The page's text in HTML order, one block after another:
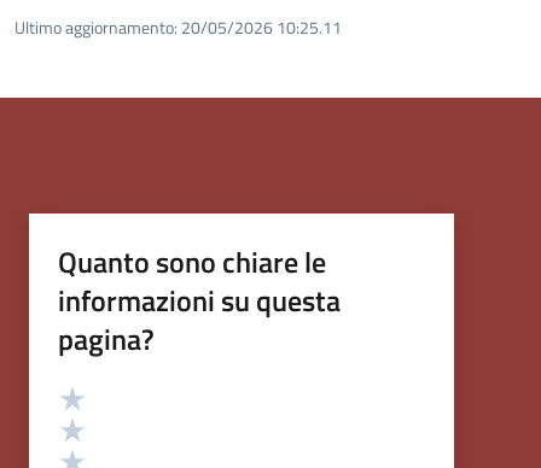
Ultimo aggiornamento: 20/05/2026 10:25.11
Quanto sono chiare le
informazioni su questa
pagina?
Valutazione